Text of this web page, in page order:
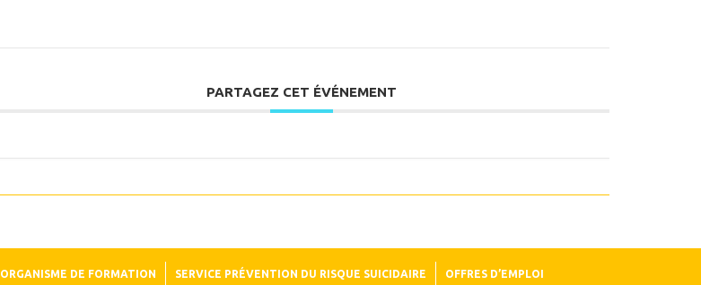
PARTAGEZ CET ÉVÉNEMENT
ORGANISME DE FORMATION SERVICE PRÉVENTION DU RISQUE SUICIDAIRE OFFRES D’EMPLOI